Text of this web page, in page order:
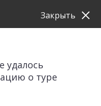
удалось
о туре
Закрыть